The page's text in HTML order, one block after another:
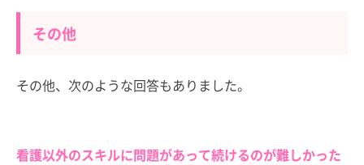
その他
その他、次のような回答もありました。
看護以外のスキルに問題があって続けるのが難しかった